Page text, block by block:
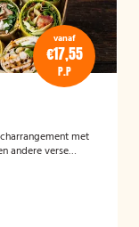
vanaf
€17,55
P.P
met
andere verse
staat bekend
de mogelijkheid